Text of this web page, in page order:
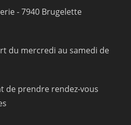
- 7940 Brugelette
du mercredi au samedi de
de prendre rendez-vous